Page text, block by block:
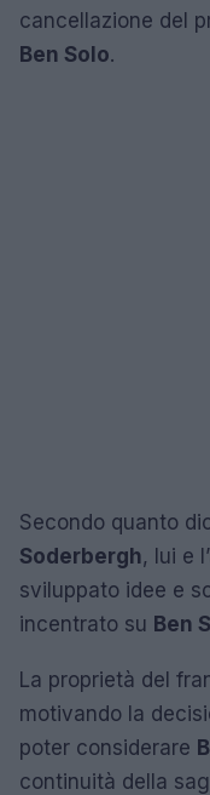
cancellazione del
Ben Solo.
Secondo quanto
Soderbergh, lui e
sviluppato idee e
incentrato su Ben
La proprietà del
motivando la
poter considerare
continuità della